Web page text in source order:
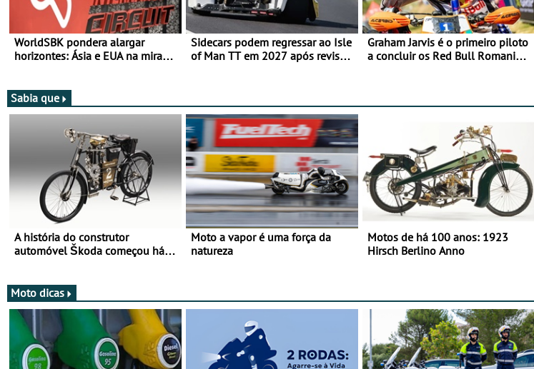
WorldSBK pondera alargar
horizontes: Ásia e EUA na mira
Sidecars podem regressar ao Isle
of Man TT em 2027 após revisão
Graham Jarvis é o primeiro piloto
a concluir os Red Bull Romaniacs
Sabia que
A história do construtor
automóvel Škoda começou há
Moto a vapor é uma força da
natureza
Motos de há 100 anos: 1923
Hirsch Berlino Anno
Moto dicas